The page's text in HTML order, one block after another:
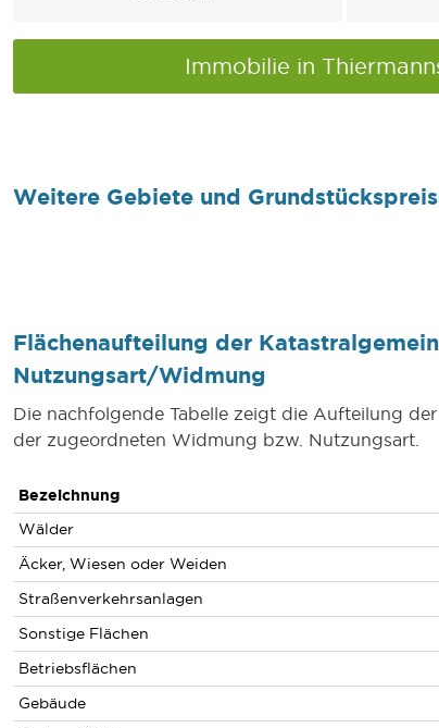
Immobilie in
Weitere Gebiete und
Flächenaufteilung der
Nutzungsart/Widmung
Die nachfolgende Tabelle zeigt die Aufteilung
der zugeordneten Widmung bzw. Nutzungsart.
Bezeichnung
Wälder
Äcker, Wiesen oder Weiden
Straßenverkehrsanlagen
Sonstige Flächen
Betriebsflächen
Gebäude